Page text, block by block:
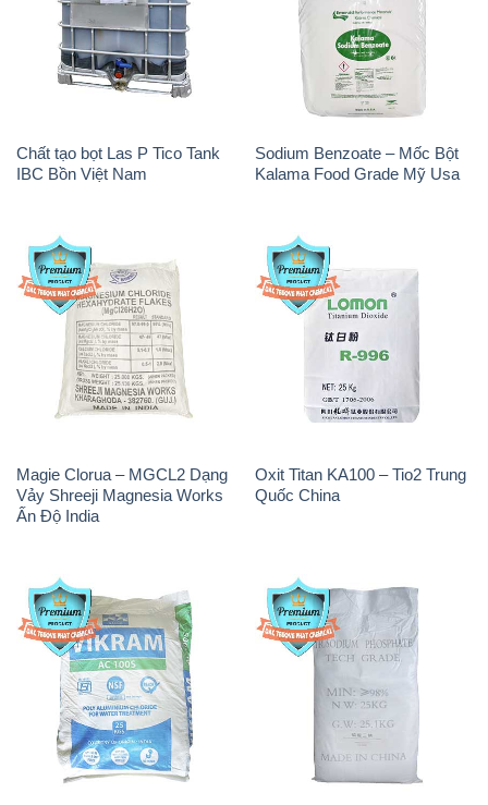
Chất tạo bọt Las P Tico Tank
IBC Bồn Việt Nam
Sodium Benzoate – Mốc Bột
Kalama Food Grade Mỹ Usa
Magie Clorua – MGCL2 Dạng
Vảy Shreeji Magnesia Works
Ấn Độ India
Oxit Titan KA100 – Tio2 Trung
Quốc China